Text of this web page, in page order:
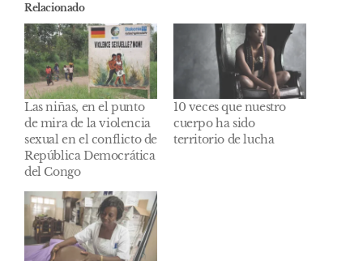
Relacionado
Las niñas, en el punto
de mira de la violencia
sexual en el conflicto de
República Democrática
del Congo
10 veces que nuestro
cuerpo ha sido
territorio de lucha